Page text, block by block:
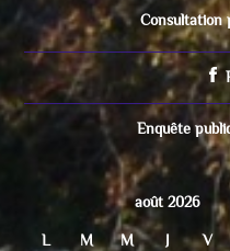
Consultation
Enquête
août 2026
L M M J V